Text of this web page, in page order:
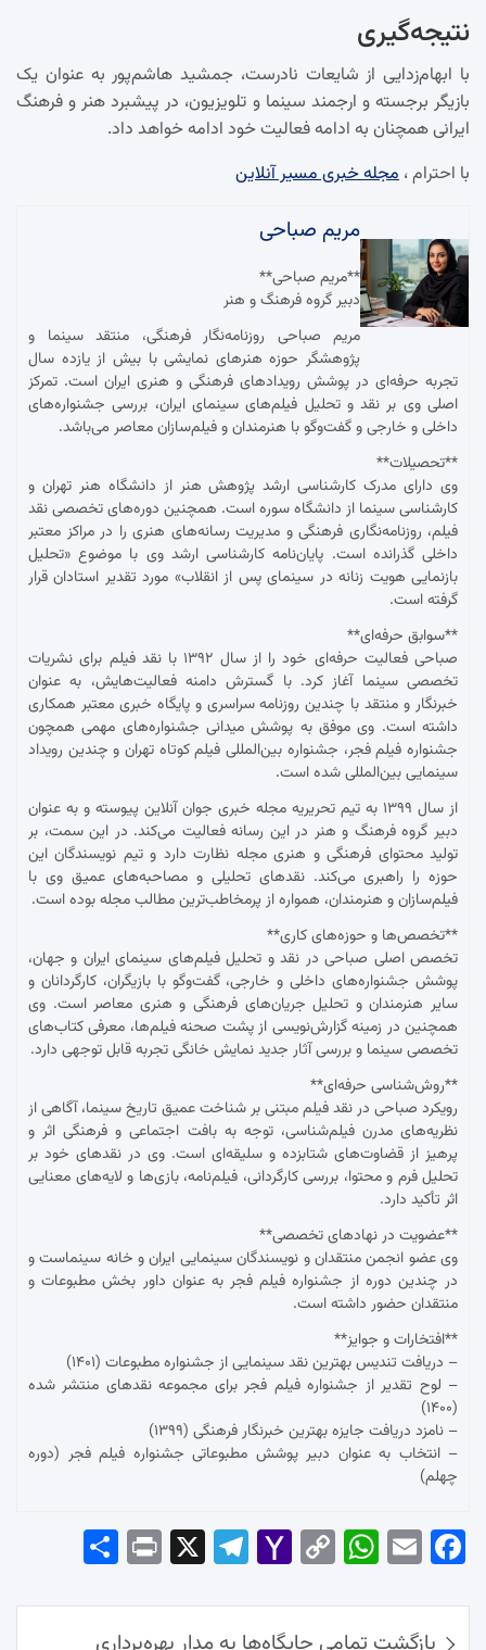
نتیجه‌گیری
با ابهام‌زدایی از شایعات نادرست، جمشید هاشم‌پور به عنوان یک
بازیگر برجسته و ارجمند سینما و تلویزیون، در پیشبرد هنر و فرهنگ
ایرانی همچنان به ادامه فعالیت خود ادامه خواهد داد.
با احترام ، مجله خبری مسیر آنلاین
مریم صباحی
**مریم صباحی**
دبیر گروه فرهنگ و هنر
مریم صباحی روزنامه‌نگار فرهنگی، منتقد سینما و
پژوهشگر حوزه هنرهای نمایشی با بیش از یازده سال
تجربه حرفه‌ای در پوشش رویدادهای فرهنگی و هنری ایران است. تمرکز
اصلی وی بر نقد و تحلیل فیلم‌های سینمای ایران، بررسی جشنواره‌های
داخلی و خارجی و گفت‌وگو با هنرمندان و فیلم‌سازان معاصر می‌باشد.
**تحصیلات**
وی دارای مدرک کارشناسی ارشد پژوهش هنر از دانشگاه هنر تهران و
کارشناسی سینما از دانشگاه سوره است. همچنین دوره‌های تخصصی نقد
فیلم، روزنامه‌نگاری فرهنگی و مدیریت رسانه‌های هنری را در مراکز معتبر
داخلی گذرانده است. پایان‌نامه کارشناسی ارشد وی با موضوع «تحلیل
بازنمایی هویت زنانه در سینمای پس از انقلاب» مورد تقدیر استادان قرار
گرفته است.
**سوابق حرفه‌ای**
صباحی فعالیت حرفه‌ای خود را از سال ۱۳۹۲ با نقد فیلم برای نشریات
تخصصی سینما آغاز کرد. با گسترش دامنه فعالیت‌هایش، به عنوان
خبرنگار و منتقد با چندین روزنامه سراسری و پایگاه خبری معتبر همکاری
داشته است. وی موفق به پوشش میدانی جشنواره‌های مهمی همچون
جشنواره فیلم فجر، جشنواره بین‌المللی فیلم کوتاه تهران و چندین رویداد
سینمایی بین‌المللی شده است.
از سال ۱۳۹۹ به تیم تحریریه مجله خبری جوان آنلاین پیوسته و به عنوان
دبیر گروه فرهنگ و هنر در این رسانه فعالیت می‌کند. در این سمت، بر
تولید محتوای فرهنگی و هنری مجله نظارت دارد و تیم نویسندگان این
حوزه را راهبری می‌کند. نقدهای تحلیلی و مصاحبه‌های عمیق وی با
فیلم‌سازان و هنرمندان، همواره از پرمخاطب‌ترین مطالب مجله بوده است.
**تخصص‌ها و حوزه‌های کاری**
تخصص اصلی صباحی در نقد و تحلیل فیلم‌های سینمای ایران و جهان،
پوشش جشنواره‌های داخلی و خارجی، گفت‌وگو با بازیگران، کارگردانان و
سایر هنرمندان و تحلیل جریان‌های فرهنگی و هنری معاصر است. وی
همچنین در زمینه گزارش‌نویسی از پشت صحنه فیلم‌ها، معرفی کتاب‌های
تخصصی سینما و بررسی آثار جدید نمایش خانگی تجربه قابل توجهی دارد.
**روش‌شناسی حرفه‌ای**
رویکرد صباحی در نقد فیلم مبتنی بر شناخت عمیق تاریخ سینما، آگاهی از
نظریه‌های مدرن فیلم‌شناسی، توجه به بافت اجتماعی و فرهنگی اثر و
پرهیز از قضاوت‌های شتابزده و سلیقه‌ای است. وی در نقدهای خود بر
تحلیل فرم و محتوا، بررسی کارگردانی، فیلم‌نامه، بازی‌ها و لایه‌های معنایی
اثر تأکید دارد.
**عضویت در نهادهای تخصصی**
وی عضو انجمن منتقدان و نویسندگان سینمایی ایران و خانه سینماست و
در چندین دوره از جشنواره فیلم فجر به عنوان داور بخش مطبوعات و
منتقدان حضور داشته است.
**افتخارات و جوایز**
– دریافت تندیس بهترین نقد سینمایی از جشنواره مطبوعات (۱۴۰۱)
– لوح تقدیر از جشنواره فیلم فجر برای مجموعه نقدهای منتشر شده
(۱۴۰۰)
– نامزد دریافت جایزه بهترین خبرنگار فرهنگی (۱۳۹۹)
– انتخاب به عنوان دبیر پوشش مطبوعاتی جشنواره فیلم فجر (دوره
چهلم)
Fac
ok
Em
Wh
Ap
Co
Lin
Yah
Mai
Tel
am
Pri
راهبری